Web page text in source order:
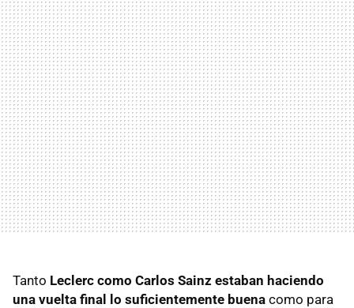
Tanto Leclerc como Carlos Sainz estaban haciendo
una vuelta final lo suficientemente buena como para